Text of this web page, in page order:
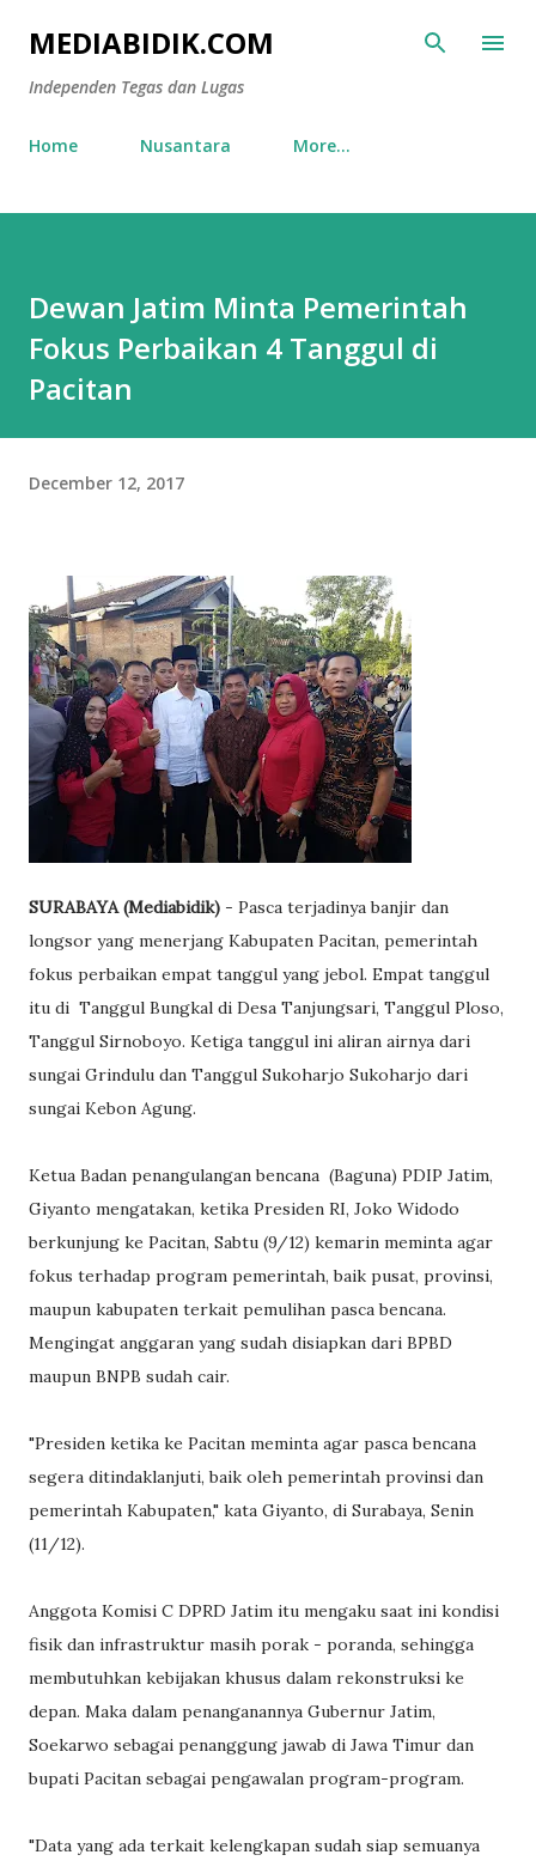
Skip to main content
MEDIABIDIK.COM
Independen Tegas dan Lugas
Home Nusantara More…
Dewan Jatim Minta Pemerintah
Fokus Perbaikan 4 Tanggul di
Pacitan
December 12, 2017
SURABAYA (Mediabidik) - Pasca terjadinya banjir dan
longsor yang menerjang Kabupaten Pacitan, pemerintah
fokus perbaikan empat tanggul yang jebol. Empat tanggul
itu di Tanggul Bungkal di Desa Tanjungsari, Tanggul Ploso,
Tanggul Sirnoboyo. Ketiga tanggul ini aliran airnya dari
sungai Grindulu dan Tanggul Sukoharjo Sukoharjo dari
sungai Kebon Agung.
Ketua Badan penangulangan bencana (Baguna) PDIP Jatim,
Giyanto mengatakan, ketika Presiden RI, Joko Widodo
berkunjung ke Pacitan, Sabtu (9/12) kemarin meminta agar
fokus terhadap program pemerintah, baik pusat, provinsi,
maupun kabupaten terkait pemulihan pasca bencana.
Mengingat anggaran yang sudah disiapkan dari BPBD
maupun BNPB sudah cair.
"Presiden ketika ke Pacitan meminta agar pasca bencana
segera ditindaklanjuti, baik oleh pemerintah provinsi dan
pemerintah Kabupaten," kata Giyanto, di Surabaya, Senin
(11/12).
Anggota Komisi C DPRD Jatim itu mengaku saat ini kondisi
fisik dan infrastruktur masih porak - poranda, sehingga
membutuhkan kebijakan khusus dalam rekonstruksi ke
depan. Maka dalam penanganannya Gubernur Jatim,
Soekarwo sebagai penanggung jawab di Jawa Timur dan
bupati Pacitan sebagai pengawalan program-program.
"Data yang ada terkait kelengkapan sudah siap semuanya